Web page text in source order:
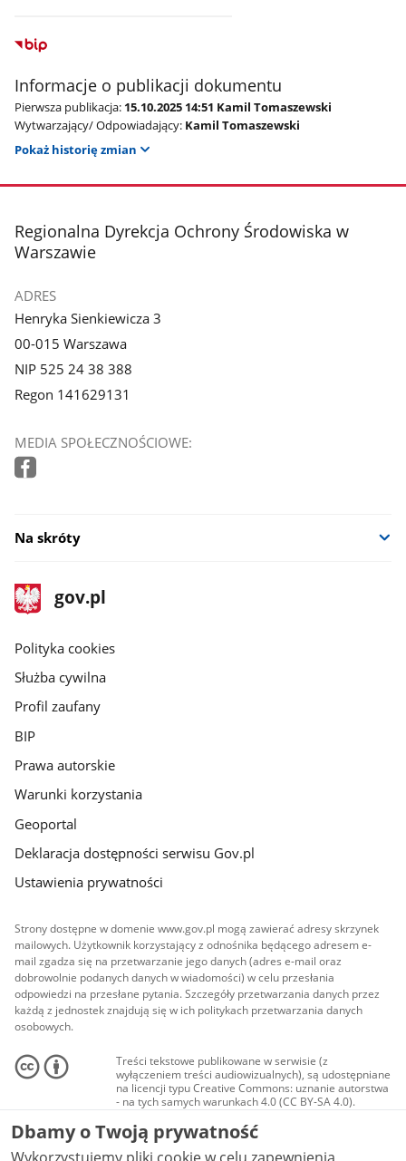
Informacje o publikacji dokumentu
Pierwsza publikacja: 15.10.2025 14:51 Kamil Tomaszewski
Wytwarzający/ Odpowiadający: Kamil Tomaszewski
Pokaż historię zmian
stopka
Regionalna Dyrekcja Ochrony Środowiska w
Warszawie
ADRES
Henryka Sienkiewicza 3
00-015 Warszawa
NIP 525 24 38 388
Regon 141629131
MEDIA SPOŁECZNOŚCIOWE:
Na skróty
stopka
gov.pl
Strona
gov.pl
gov.pl
Polityka cookies
Służba cywilna
Profil zaufany
BIP
Prawa autorskie
Warunki korzystania
Geoportal
Deklaracja dostępności serwisu Gov.pl
Ustawienia prywatności
Strony dostępne w domenie www.gov.pl mogą zawierać adresy skrzynek
mailowych. Użytkownik korzystający z odnośnika będącego adresem e-
mail zgadza się na przetwarzanie jego danych (adres e-mail oraz
dobrowolnie podanych danych w wiadomości) w celu przesłania
odpowiedzi na przesłane pytania. Szczegóły przetwarzania danych przez
każdą z jednostek znajdują się w ich politykach przetwarzania danych
osobowych.
Treści tekstowe publikowane w serwisie (z
wyłączeniem treści audiowizualnych), są udostępniane
na licencji typu Creative Commons: uznanie autorstwa
- na tych samych warunkach 4.0 (CC BY-SA 4.0).
Materiały audiowizualne, w tym zdjęcia, materiały
audio i wideo, są udostępniane na licencji typu
Creative Commons: uznanie autorstwa użycie
niekomercyjne - bez utworów zależnych 4.0 (CC BY-
Dbamy o Twoją prywatność